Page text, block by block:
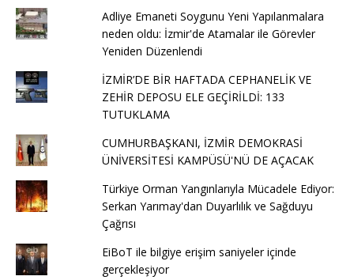
Adliye Emaneti Soygunu Yeni Yapılanmalara
neden oldu: İzmir'de Atamalar ile Görevler
Yeniden Düzenlendi
İZMİR’DE BİR HAFTADA CEPHANELİK VE
ZEHİR DEPOSU ELE GEÇİRİLDİ: 133
TUTUKLAMA
CUMHURBAŞKANI, İZMİR DEMOKRASİ
ÜNİVERSİTESİ KAMPÜSÜ'NÜ DE AÇACAK
Türkiye Orman Yangınlarıyla Mücadele Ediyor:
Serkan Yarımay'dan Duyarlılık ve Sağduyu
Çağrısı
EiBoT ile bilgiye erişim saniyeler içinde
gerçekleşiyor